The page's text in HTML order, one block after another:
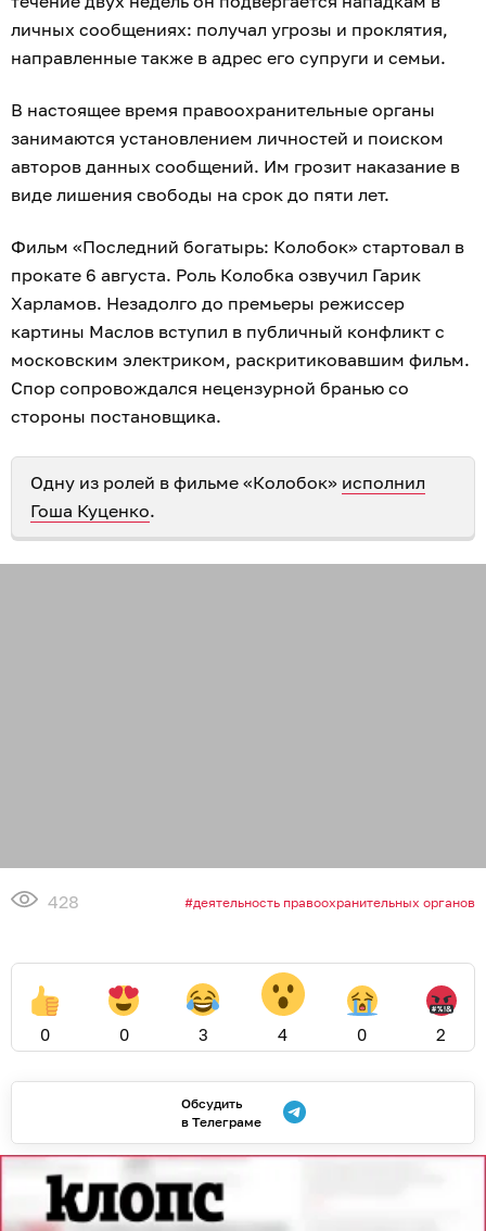
личных сообщениях: получал угрозы и проклятия,
направленные также в адрес его супруги и семьи.
В настоящее время правоохранительные органы
занимаются установлением личностей и поиском
авторов данных сообщений. Им грозит наказание в
виде лишения свободы на срок до пяти лет.
Фильм «Последний богатырь: Колобок» стартовал в
прокате 6 августа. Роль Колобка озвучил Гарик
Харламов. Незадолго до премьеры режиссер
картины Маслов вступил в публичный конфликт с
московским электриком, раскритиковавшим фильм.
Спор сопровождался нецензурной бранью со
стороны постановщика.
Одну из ролей в фильме «Колобок» исполнил
Гоша Куценко.
428 деятельность правоохранительных органов
0 0 3 4 0 2
Обсудить
в Телеграме